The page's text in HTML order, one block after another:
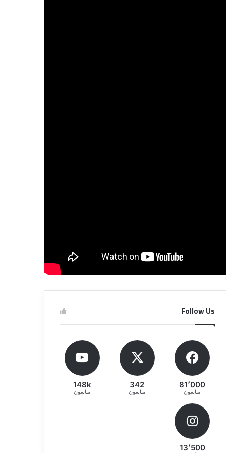
Follow Us
81٬000
متابعون
342
متابعون
148k
متابعون
13٬500